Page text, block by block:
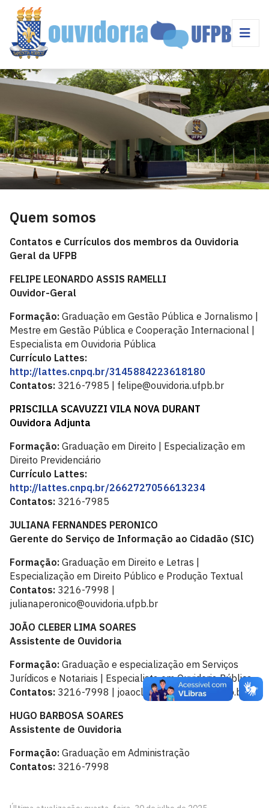
Quem somos
Contatos e Currículos dos membros da Ouvidoria
Geral da UFPB
FELIPE LEONARDO ASSIS RAMELLI
Ouvidor-Geral
Formação: Graduação em Gestão Pública e Jornalismo |
Mestre em Gestão Pública e Cooperação Internacional |
Especialista em Ouvidoria Pública
Currículo Lattes:
http://lattes.cnpq.br/3145884223618180
Contatos: 3216-7985 | felipe@ouvidoria.ufpb.br
PRISCILLA SCAVUZZI VILA NOVA DURANT
Ouvidora Adjunta
Formação: Graduação em Direito | Especialização em
Direito Previdenciário
Currículo Lattes:
http://lattes.cnpq.br/2662727056613234
Contatos: 3216-7985
JULIANA FERNANDES PERONICO
Gerente do Serviço de Informação ao Cidadão (SIC)
Formação: Graduação em Direito e Letras |
Especialização em Direito Público e Produção Textual
Contatos: 3216-7998 |
julianaperonico@ouvidoria.ufpb.br
JOÃO CLEBER LIMA SOARES
Assistente de Ouvidoria
Formação: Graduação e especialização em Serviços
Jurídicos e Notariais | Especialista em Ouvidoria Pública
Contatos: 3216-7998 | joaocleber@ouvidoria.ufpb.br
HUGO BARBOSA SOARES
Assistente de Ouvidoria
Formação: Graduação em Administração
Contatos: 3216-7998